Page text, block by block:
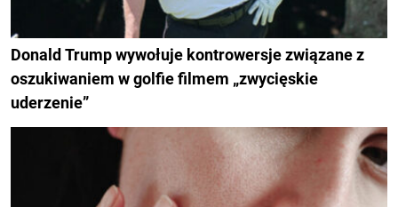
Donald Trump wywołuje kontrowersje związane z
oszukiwaniem w golfie filmem „zwycięskie
uderzenie”